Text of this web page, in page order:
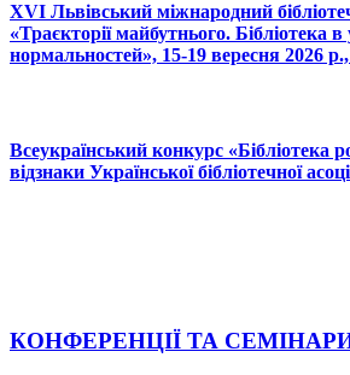
XVI Львівський міжнародний
«Траєкторії майбутнього. Бібліотека
нормальностей», 15-19 вересня 2026
Всеукраїнський конкурс «Бібліотека
відзнаки Української бібліотечної
КОНФЕРЕНЦІЇ ТА